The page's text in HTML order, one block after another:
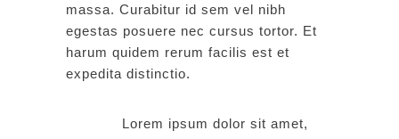
massa. Curabitur id sem vel nibh
egestas posuere nec cursus tortor. Et
harum quidem rerum facilis est et
expedita distinctio.
Lorem ipsum dolor sit amet,